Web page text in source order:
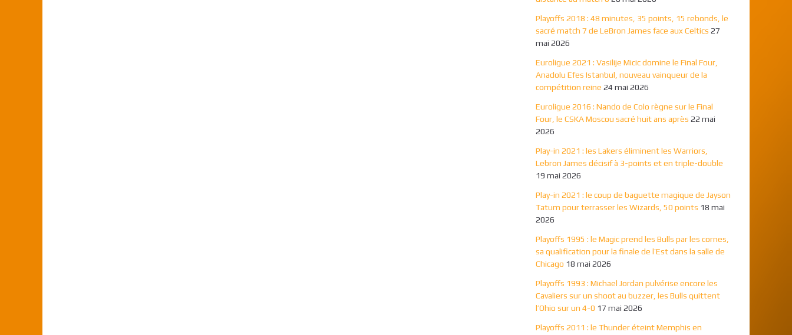
Playoffs 2018 : 48 minutes, 35 points, 15 rebonds, le
sacré match 7 de LeBron James face aux Celtics 27
mai 2026
Euroligue 2021 : Vasilije Micic domine le Final Four,
Anadolu Efes Istanbul, nouveau vainqueur de la
compétition reine 24 mai 2026
Euroligue 2016 : Nando de Colo règne sur le Final
Four, le CSKA Moscou sacré huit ans après 22 mai
2026
Play-in 2021 : les Lakers éliminent les Warriors,
Lebron James décisif à 3-points et en triple-double
19 mai 2026
Play-in 2021 : le coup de baguette magique de Jayson
Tatum pour terrasser les Wizards, 50 points 18 mai
2026
Playoffs 1995 : le Magic prend les Bulls par les cornes,
sa qualification pour la finale de l’Est dans la salle de
Chicago 18 mai 2026
Playoffs 1993 : Michael Jordan pulvérise encore les
Cavaliers sur un shoot au buzzer, les Bulls quittent
l’Ohio sur un 4-0 17 mai 2026
Playoffs 2011 : le Thunder éteint Memphis en